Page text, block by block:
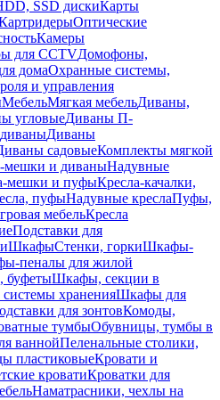
SSD дискиКарты
Оптические
Камеры
для CCTVДомофоны,
домаОхранные системы,
и управления
МебельМягкая мебельДиваны,
угловыеДиваны П-
Диваны
садовыеКомплекты мягкой
мешки и диваныНадувные
мешки и пуфыКресла-качалки,
пуфыНадувные креслаПуфы,
мебельКресла
Подставки для
ШкафыСтенки, горкиШкафы-
пеналы для жилой
буфетыШкафы, секции в
храненияШкафы для
для зонтовКомоды,
тумбыОбувницы, тумбы в
ваннойПеленальные столики,
пластиковыеКровати и
кроватиКроватки для
Наматрасники, чехлы на